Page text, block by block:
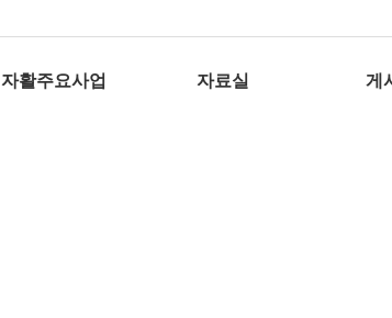
자활주요사업 자료실 게